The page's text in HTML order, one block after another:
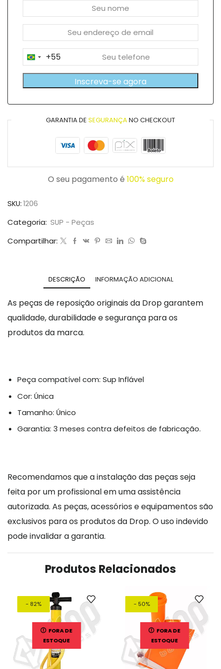
Brazil
+55
+55
Inscreva-se agora
GARANTIA DE SEGURANÇANO CHECKOUT
O seu pagamento é 100% seguro
SKU:1206
Categoria: SUP - Peças
Compartilhar:
DESCRIÇÃO INFORMAÇÃO ADICIONAL
As peças de reposição originais da Drop garantem
qualidade, durabilidade e segurança para os
produtos da marca.
Peça compatível com: Sup Inflável
Cor: Única
Tamanho: Único
Garantia: 3 meses contra defeitos de fabricação.
Recomendamos que a instalação das peças seja
feita por um profissional em uma assistência
autorizada. As peças, acessórios e equipamentos são
exclusivos para os produtos da Drop. O uso indevido
pode invalidar a garantia.
Produtos Relacionados
- 82%
FORA DE
ESTOQUE
- 50%
FORA DE
ESTOQUE